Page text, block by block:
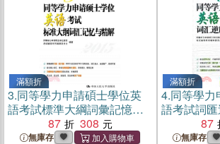
滿額折
3.同等學力申請碩士學位英
語考試標準大綱詞彙記憶與
精解（簡體書）
87 308
無庫存
滿額折
4.同等學力
語考試詞
87
無庫存